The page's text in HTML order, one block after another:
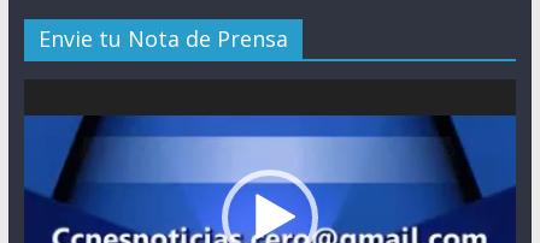
Envie tu Nota de Prensa
de